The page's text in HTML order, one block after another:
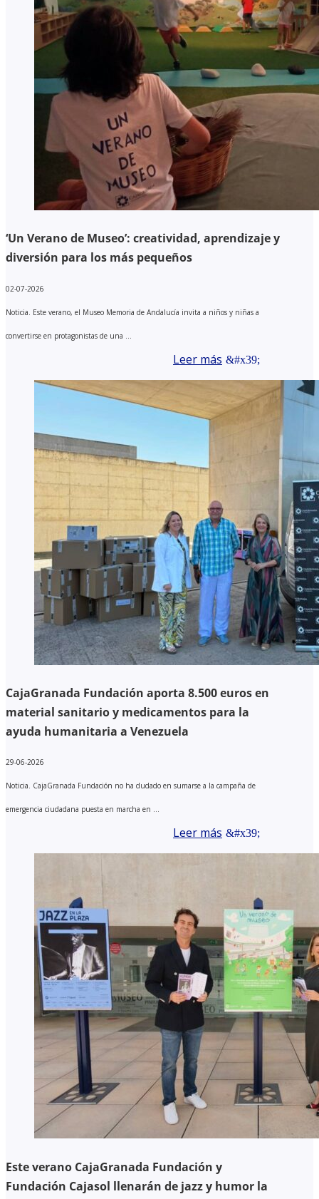
‘Un Verano de Museo’: creatividad, aprendizaje y
diversión para los más pequeños
02-07-2026
Noticia. Este verano, el Museo Memoria de Andalucía invita a niños y niñas a
convertirse en protagonistas de una ...
Leer más
CajaGranada Fundación aporta 8.500 euros en
material sanitario y medicamentos para la
ayuda humanitaria a Venezuela
29-06-2026
Noticia. CajaGranada Fundación no ha dudado en sumarse a la campaña de
emergencia ciudadana puesta en marcha en ...
Leer más
Este verano CajaGranada Fundación y
Fundación Cajasol llenarán de jazz y humor la